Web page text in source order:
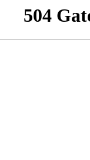
504